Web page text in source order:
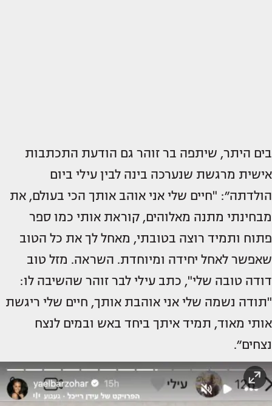
בים היתר, שיתפה בר זוהר גם הודעת התכתבות
אישית מרגשת שנערכה בינה לבין עילי ביום
הולדתה״: "חיים שלי אני אוהב אותך הכי בעולם, את
מבחינתי מתנה מאלוהים, קוראת אותי כמו ספר
פתוח ותמיד רוצה בטובתי, מאחל לך את כל הטוב
שאפשר לאחל יחידה ומיוחדת. השראה. מזל טוב
דודה טובה שלי", כתב עילי לבר זוהר שהשיבה לו:
"תודה נשמה שלי אני אוהבת אותך, חיים שלי ריגשת
אותי מאוד, תמיד איתך ביחד באש ובמים לנצח
נצחים״.